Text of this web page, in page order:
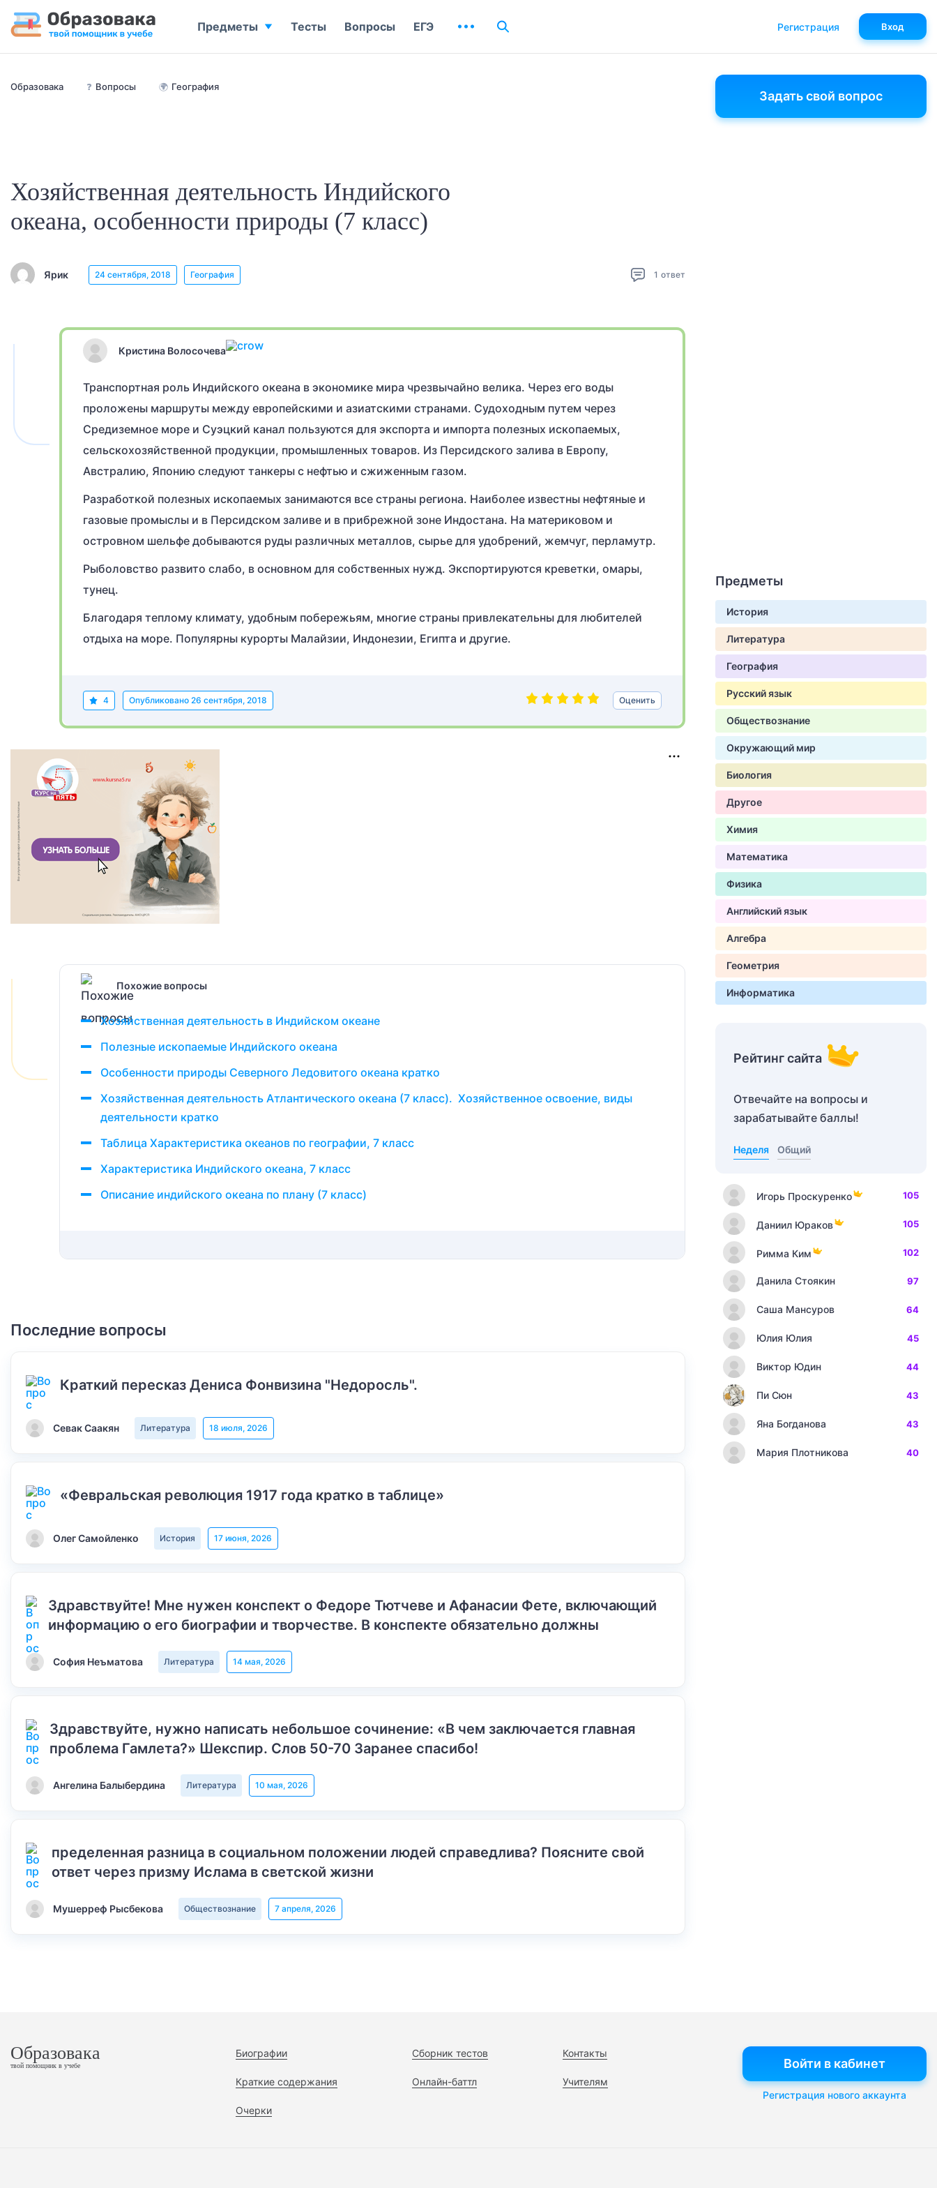
Образовака ❓ Вопросы 🌍 География
Хозяйственная деятельность Индийского
океана, особенности природы (7 класс)
Ярик 24 сентября, 2018 География 1 ответ
Кристина Волосочева
Транспортная роль Индийского океана в экономике мира чрезвычайно велика. Через его воды
проложены маршруты между европейскими и азиатскими странами. Судоходным путем через
Средиземное море и Суэцкий канал пользуются для экспорта и импорта полезных ископаемых,
сельскохозяйственной продукции, промышленных товаров. Из Персидского залива в Европу,
Австралию, Японию следуют танкеры с нефтью и сжиженным газом.
Разработкой полезных ископаемых занимаются все страны региона. Наиболее известны нефтяные и
газовые промыслы и в Персидском заливе и в прибрежной зоне Индостана. На материковом и
островном шельфе добываются руды различных металлов, сырье для удобрений, жемчуг, перламутр.
Рыболовство развито слабо, в основном для собственных нужд. Экспортируются креветки, омары,
тунец.
Благодаря теплому климату, удобным побережьям, многие страны привлекательны для любителей
отдыха на море. Популярны курорты Малайзии, Индонезии, Египта и другие.
4 Опубликовано 26 сентября, 2018 Оценить
Похожие вопросы
Хозяйственная деятельность в Индийском океане
Полезные ископаемые Индийского океана
Особенности природы Северного Ледовитого океана кратко
Хозяйственная деятельность Атлантического океана (7 класс). Хозяйственное освоение, виды
деятельности кратко
Таблица Характеристика океанов по географии, 7 класс
Характеристика Индийского океана, 7 класс
Описание индийского океана по плану (7 класс)
Последние вопросы
Краткий пересказ Дениса Фонвизина "Недоросль".
Севак Саакян Литература 18 июля, 2026
«Февральская революция 1917 года кратко в таблице»
Олег Самойленко История 17 июня, 2026
Здравствуйте! Мне нужен конспект о Федоре Тютчеве и Афанасии Фете, включающий
информацию о его биографии и творчестве. В конспекте обязательно должны
София Неъматова Литература 14 мая, 2026
Здравствуйте, нужно написать небольшое сочинение: «В чем заключается главная
проблема Гамлета?» Шекспир. Слов 50-70 Заранее спасибо!
Ангелина Балыбердина Литература 10 мая, 2026
пределенная разница в социальном положении людей справедлива? Поясните свой
ответ через призму Ислама в светской жизни
Мушерреф Рысбекова Обществознание 7 апреля, 2026
Задать свой вопрос
Предметы
История
Литература
География
Русский язык
Обществознание
Окружающий мир
Биология
Другое
Химия
Математика
Физика
Английский язык
Алгебра
Геометрия
Информатика
Рейтинг сайта
Отвечайте на вопросы и
зарабатывайте баллы!
Неделя Общий
Игорь Проскуренко 105
Даниил Юраков 105
Римма Ким 102
Данила Стоякин 97
Саша Мансуров 64
Юлия Юлия 45
Виктор Юдин 44
Пи Сюн 43
Яна Богданова 43
Мария Плотникова 40
Предметы Тесты Вопросы ЕГЭ Регистрация Вход
Образовака
твой помощник в учебе
Биографии
Краткие содержания
Очерки
Сборник тестов
Онлайн-баттл
Контакты
Учителям
Войти в кабинет
Регистрация нового аккаунта